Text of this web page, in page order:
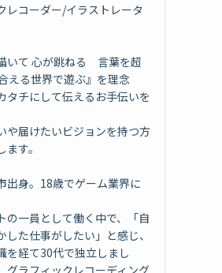
レコーダー/イラストレータ
いて 心が跳ねる 言葉を超
える世界で遊ぶ』を理念
タチにして伝えるお手伝いを
や届けたいビジョンを持つ方
す。
出身。18歳でゲーム業界に
の一員として働く中で、「自
した仕事がしたい」と感じ、
を経て30代で独立しまし
グラフィックレコーディング